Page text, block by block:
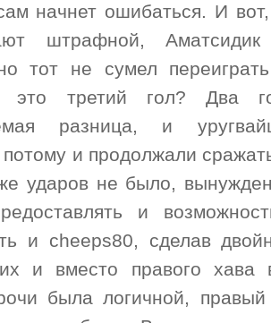
начнет ошибаться. И
штрафной,
тот не сумел
это третий гол? Два
разница, и
и продолжали
ударов не было,
и
и cheeps80, сделав
и вместо правого хава
была логичной, правый